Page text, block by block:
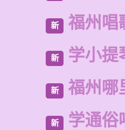
新 福州唱
新 学小提
新 福州哪
新 学通俗